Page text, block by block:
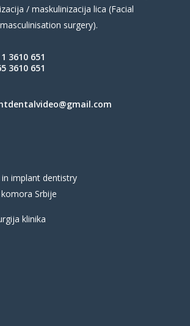
/ maskulinizacija lica (Facial
surgery).
3610 651
3610 651
implant dentistry
Srbije